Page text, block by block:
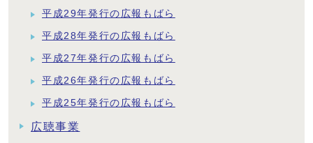
平成29年発行の広報もばら
平成28年発行の広報もばら
平成27年発行の広報もばら
平成26年発行の広報もばら
平成25年発行の広報もばら
広聴事業